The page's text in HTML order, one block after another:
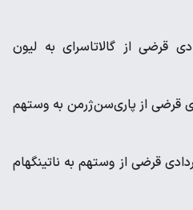
قرضی از گالاتاسرای به لیون
قرضی از پاری‌سن‌ژرمن به وستهم
قرضی از وستهم به ناتینگهام